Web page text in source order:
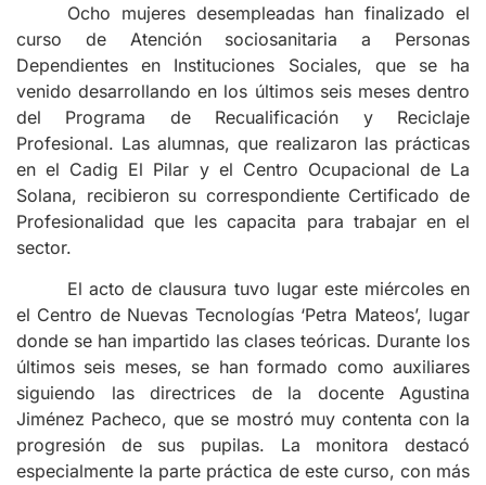
Ocho mujeres desempleadas han finalizado el
curso de Atención sociosanitaria a Personas
Dependientes en Instituciones Sociales, que se ha
venido desarrollando en los últimos seis meses dentro
del Programa de Recualificación y Reciclaje
Profesional. Las alumnas, que realizaron las prácticas
en el Cadig El Pilar y el Centro Ocupacional de La
Solana, recibieron su correspondiente Certificado de
Profesionalidad que les capacita para trabajar en el
sector.
El acto de clausura tuvo lugar este miércoles en
el Centro de Nuevas Tecnologías ‘Petra Mateos’, lugar
donde se han impartido las clases teóricas. Durante los
últimos seis meses, se han formado como auxiliares
siguiendo las directrices de la docente Agustina
Jiménez Pacheco, que se mostró muy contenta con la
progresión de sus pupilas. La monitora destacó
especialmente la parte práctica de este curso, con más